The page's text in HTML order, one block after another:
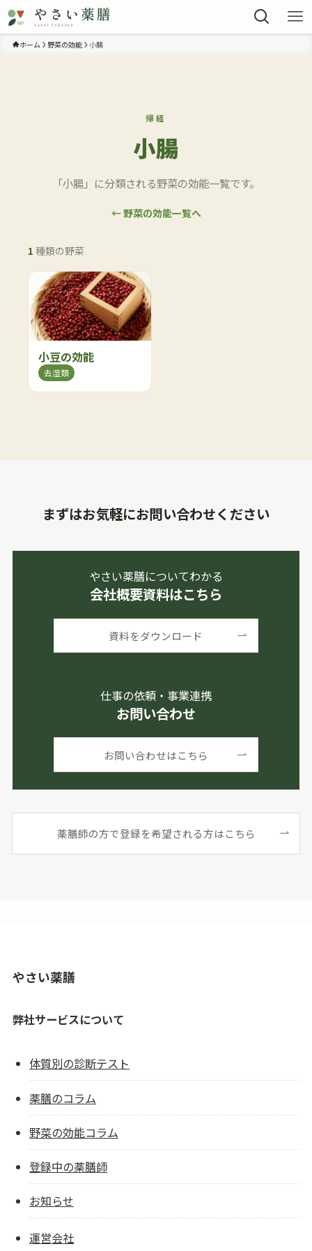
ホーム 野菜の効能 小腸
帰経
小腸
「小腸」に分類される野菜の効能一覧です。
← 野菜の効能一覧へ
1 種類の野菜
小豆の効能
去湿類
まずはお気軽にお問い合わせください
やさい薬膳についてわかる
会社概要資料はこちら
資料をダウンロード
仕事の依頼・事業連携
お問い合わせ
お問い合わせはこちら
薬膳師の方で登録を希望される方はこちら
やさい薬膳
弊社サービスについて
体質別の診断テスト
薬膳のコラム
野菜の効能コラム
登録中の薬膳師
お知らせ
運営会社